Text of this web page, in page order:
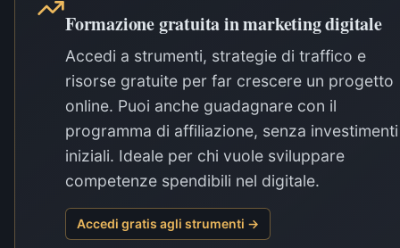
Formazione gratuita in marketing digitale
Accedi a strumenti, strategie di traffico e
risorse gratuite per far crescere un progetto
online. Puoi anche guadagnare con il
programma di affiliazione, senza investimenti
iniziali. Ideale per chi vuole sviluppare
competenze spendibili nel digitale.
Accedi gratis agli strumenti →